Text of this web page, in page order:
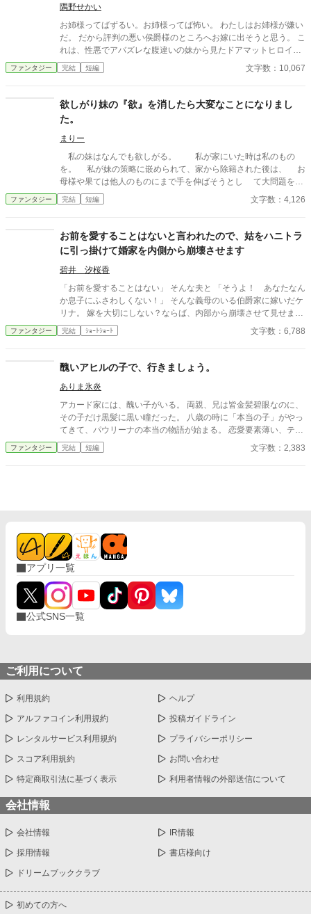
隅野せかい
お姉様ってばずるい。お姉様ってば怖い。 わたしはお姉様が嫌い
だ。 だから評判の悪い侯爵様のところへお嫁に出そうと思う。 こ
れは、性悪でアバズレな腹違いの妹から見たドアマットヒロイン
の物語。 他サイトでも公開しています。
ファンタジー 完結 短編 文字数：10,067
欲しがり妹の『欲』を消したら大変なことになりまし
た。
まりー
私の妹はなんでも欲しがる。 私が家にいた時は私のもの
を。 私が妹の策略に嵌められて、家から除籍された後は、 お
母様や果ては他人のものにまで手を伸ばそうとし て大問題を起
こす。 だから、お父様は森の魔女様に妹の『欲』を取り出 し
てもらうことにしたらしいが…。
る「欲張りな妹」の欲が消えたら…というお 話です。欲って大
事よね？ 読んで頂けたら励みになります！
〜 〜 〜 〜 〜 〜 〜 〜 〜 〜 〜 〜 〜 不慣れな
もので、改行が酷いことになっていたので直しました。 ご迷惑お
かけしました。
ファンタジー 完結 短編 文字数：4,126
お前を愛することはないと言われたので、姑をハニトラ
に引っ掛けて婚家を内側から崩壊させます
碧井 汐桜香
「お前を愛することはない」 そんな夫と 「そうよ！ あなたなん
か息子にふさわしくない！」 そんな義母のいる伯爵家に嫁いだケ
リナ。 嫁を大切にしない？ならば、内部から崩壊させて見せまし
ょう
ファンタジー 完結 ｼｮｰﾄｼｮｰﾄ 文字数：6,788
醜いアヒルの子で、行きましょう。
ありま氷炎
アカード家には、醜い子がいる。 両親、兄は皆金髪碧眼なのに、
その子だけ黒髪に黒い瞳だった。 八歳の時に「本当の子」がやっ
てきて、パウリーナの本当の物語が始まる。 恋愛要素薄い、テン
プレは全くかすっておりません。 なんちゃってファンタジーか
も。
ファンタジー 完結 短編 文字数：2,383
アプリ一覧
公式SNS一覧
ご利用について
利用規約 ヘルプ
アルファコイン利用規約 投稿ガイドライン
レンタルサービス利用規約 プライバシーポリシー
スコア利用規約 お問い合わせ
特定商取引法に基づく表示 利用者情報の外部送信について
会社情報
会社情報 IR情報
採用情報 書店様向け
ドリームブッククラブ
初めての方へ